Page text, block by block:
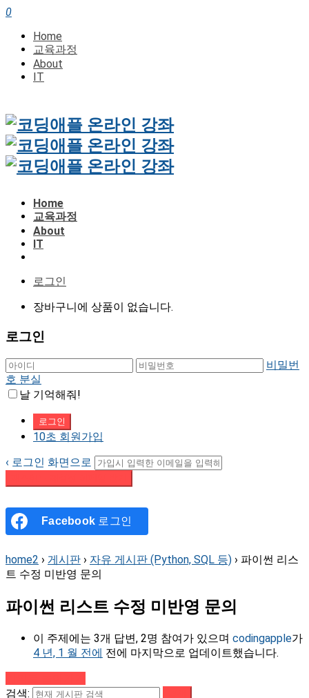
0
Home
교육과정
About
IT
Home
교육과정
About
IT
로그인
장바구니에 상품이 없습니다.
로그인
비밀번
호 분실
날 기억해줘!
10초 회원가입
‹ 로그인 화면으로
Facebook 로그인
home2 › 게시판 › 자유 게시판 (Python, SQL 등) › 파이썬 리스
트 수정 미반영 문의
파이썬 리스트 수정 미반영 문의
이 주제에는 3개 답변, 2명 참여가 있으며 codingapple가
4 년, 1 월 전에 전에 마지막으로 업데이트했습니다.
검색: